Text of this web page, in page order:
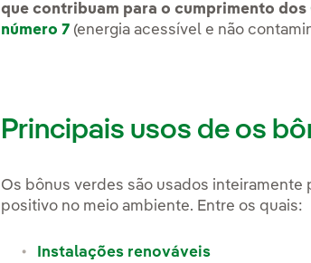
que contribuam para o cumprimento dos
número 7 (energia acessível e não
Principais usos de os
Os bônus verdes são usados
positivo no meio ambiente. Entre os quais:
Instalações renováveis